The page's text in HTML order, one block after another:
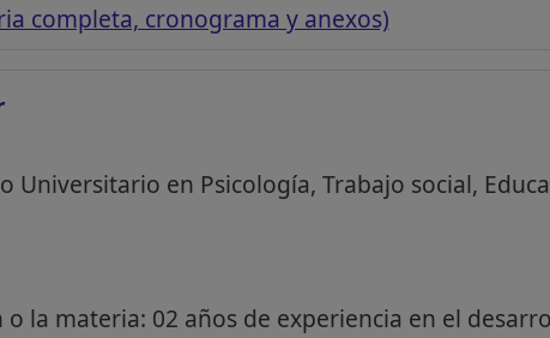
completa, cronograma y anexos)
Universitario en Psicología, Trabajo social,
la materia: 02 años de experiencia en el